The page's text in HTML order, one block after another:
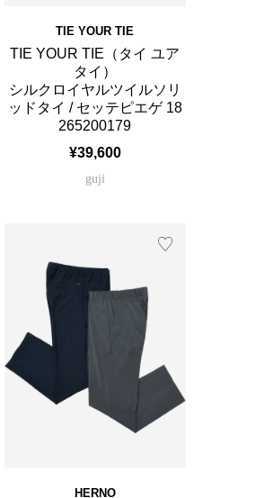
TIE YOUR TIE
TIE YOUR TIE（タイ ユア
タイ）
シルクロイヤルツイルソリ
ッドタイ / セッテピエゲ 18
265200179
¥39,600
guji
HERNO